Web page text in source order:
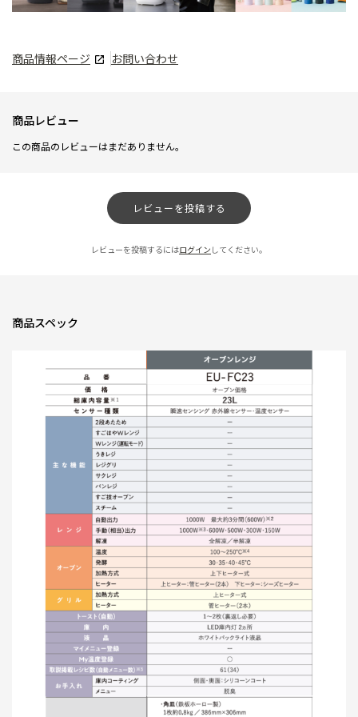
商品情報ページ お問い合わせ
商品レビュー
この商品のレビューはまだありません。
レビューを投稿する
レビューを投稿するにはログイン してください。
商品スペック